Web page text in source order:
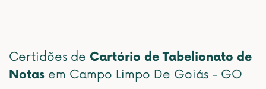
Certidões de Cartório de Tabelionato de
Notas em Campo Limpo De Goiás - GO